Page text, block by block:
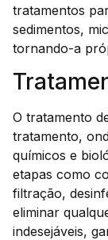
tratamentos
sedimentos,
tornando-a
O tratamento
tratamento,
químicos e
etapas como
filtração,
eliminar
indesejáveis,